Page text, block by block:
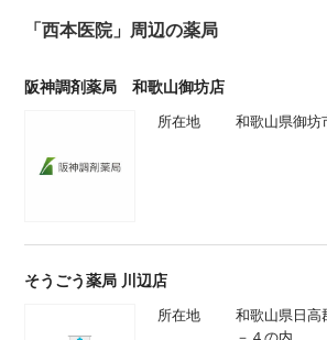
「西本医院」周辺の薬局
阪神調剤薬局 和歌山御坊店
所在地 和歌山県御坊
そうごう薬局 川辺店
所在地
和歌山県日高